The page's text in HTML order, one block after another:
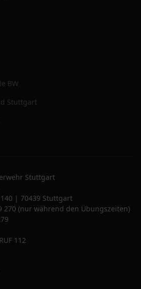
BW
Stuttgart
Stuttgart
| 70439 Stuttgart
270 (nur während den Übungszeiten)
112